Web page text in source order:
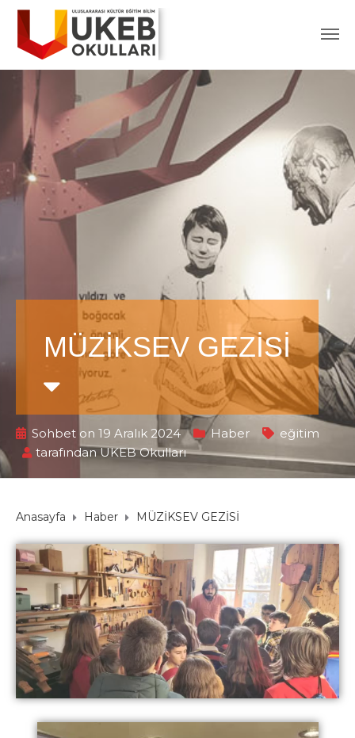
MÜZİKSEV GEZİSİ
Sohbet on 19 Aralık 2024 Haber
eğitim
tarafındanUKEB Okulları
Anasayfa Haber MÜZİKSEV GEZİSİ